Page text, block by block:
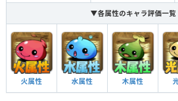
▼各属性のキャラ評価一覧
火属性 水属性 木属性